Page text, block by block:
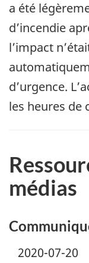
a été
d’incendie
l’impact
d’urgence.
les heures de
médias
2020-07-20